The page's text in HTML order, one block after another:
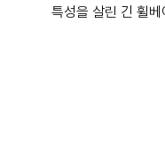
특성을 살린 긴 휠